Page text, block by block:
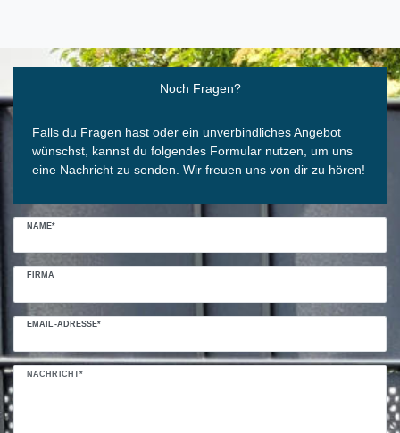
Noch Fragen?
Falls du Fragen hast oder ein unverbindliches Angebot
wünschst, kannst du folgendes Formular nutzen, um uns
eine Nachricht zu senden. Wir freuen uns von dir zu hören!
NAME*
FIRMA
EMAIL-ADRESSE*
NACHRICHT*
Ceres::Template.mailFormHoneypotLabel